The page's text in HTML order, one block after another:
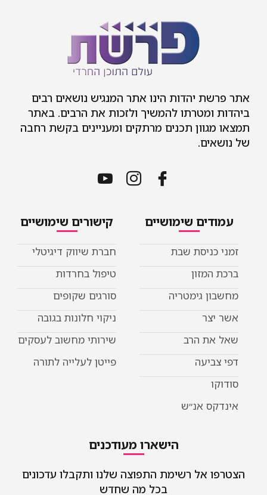
אתר פרשת יהדות הינו אתר המנגיש נושאים רבים
ביהדות ומטרתו להמשיך ולזכות את הרבים. באתר
תמצאו מגוון תכנים מרתקים ומעניינים בקשת רחבה
של נושאים.
עמודים שימושיים
זמני כניסת שבת
ברכת המזון
מחשבון גימטריה
אשר יצר
שאל את הרב
דפי צביעה
סודוקו
אינדקס אנ״ש
קישורים שימושיים
חברת שיווק דיגיטלי
טיפול בחרדות
סורגים שקופים
ניקוי חלונות בגובה
שירותי מחשוב לעסקים
פייטן לעלייה לתורה
הישארו מעודכנים
הצטרפו אל רשימת התפוצה שלנו ותקבלו עדכונים
בכל מה שחדש